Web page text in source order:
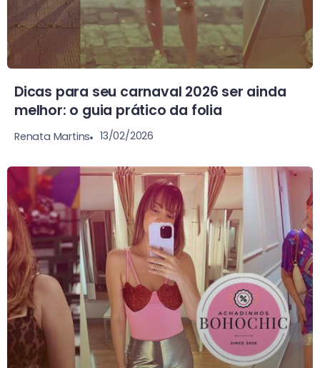
Dicas para seu carnaval 2026 ser ainda
melhor: o guia prático da folia
Renata Martins 13/02/2026